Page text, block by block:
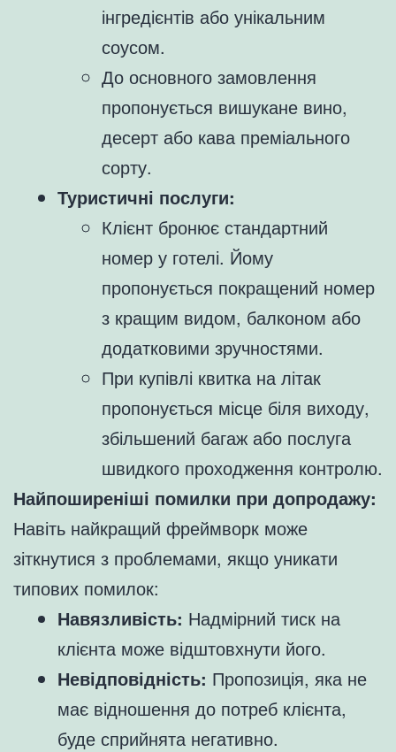
інгредієнтів або унікальним
соусом.
До основного замовлення
пропонується вишукане вино,
десерт або кава преміального
сорту.
Туристичні послуги:
Клієнт бронює стандартний
номер у готелі. Йому
пропонується покращений номер
з кращим видом, балконом або
додатковими зручностями.
При купівлі квитка на літак
пропонується місце біля виходу,
збільшений багаж або послуга
швидкого проходження контролю.
Найпоширеніші помилки при допродажу:
Навіть найкращий фреймворк може
зіткнутися з проблемами, якщо уникати
типових помилок:
Навязливість: Надмірний тиск на
клієнта може відштовхнути його.
Невідповідність: Пропозиція, яка не
має відношення до потреб клієнта,
буде сприйнята негативно.